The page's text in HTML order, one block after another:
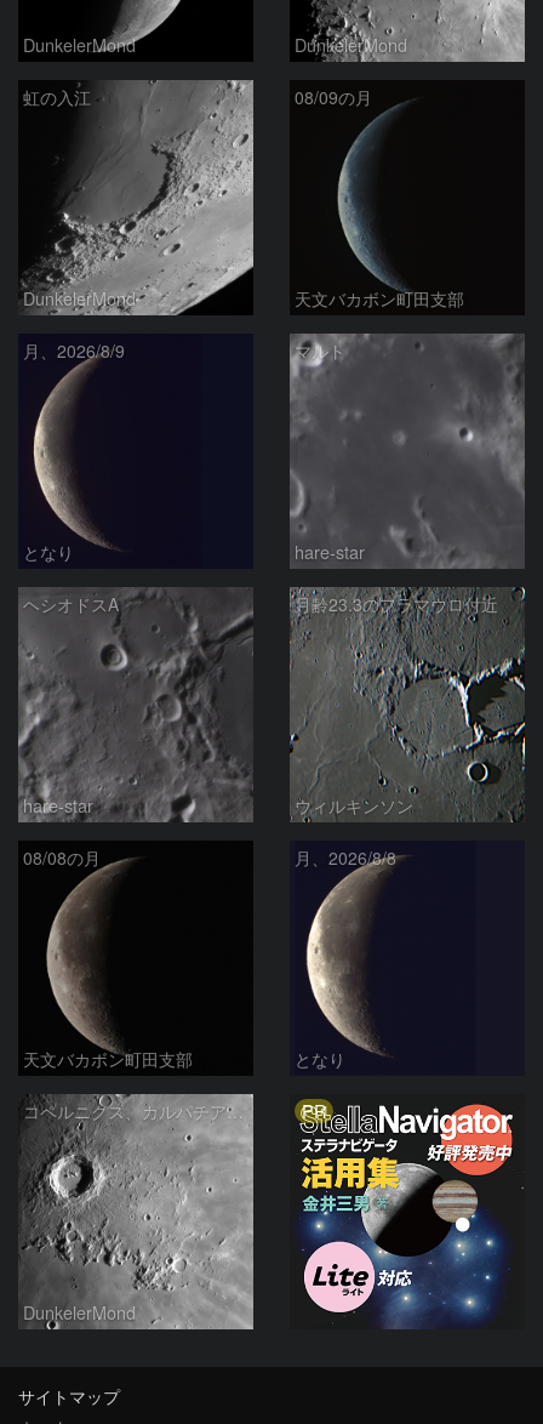
DunkelerMond DunkelerMond
虹の入江
DunkelerMond
08/09の月
天文バカボン町田支部
月、2026/8/9
となり
マルト
hare-star
ヘシオドスA
hare-star
月齢23.3のフラマウロ付近
ウィルキンソン
08/08の月
天文バカボン町田支部
月、2026/8/8
となり
コペルニクス、カルパチア山脈付近
DunkelerMond
PR
サイトマップ